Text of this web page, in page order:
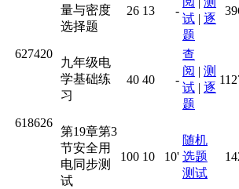
量与密度
选择题
26 13 -
试 | 逐
题
627420
九年级电
学基础练
习
40 40 -
查
阅 | 测
试 | 逐
题
618626
第19章第3
节安全用
电同步测
试
100 10 10'
随机
选题
测试